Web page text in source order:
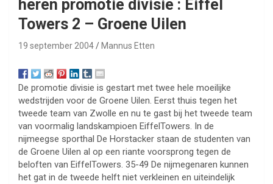
heren promotie divisie : Eiffel
Towers 2 – Groene Uilen
19 september 2004 Mannus Etten
De promotie divisie is gestart met twee hele moeilijke
wedstrijden voor de Groene Uilen. Eerst thuis tegen het
tweede team van Zwolle en nu te gast bij het tweede team
van voormalig landskampioen EiffelTowers. In de
nijmeegse sporthal De Horstacker staan de studenten van
de Groene Uilen al op een riante voorsprong tegen de
beloften van EiffelTowers. 35-49 De nijmegenaren kunnen
het gat in de tweede helft niet verkleinen en uiteindelijk